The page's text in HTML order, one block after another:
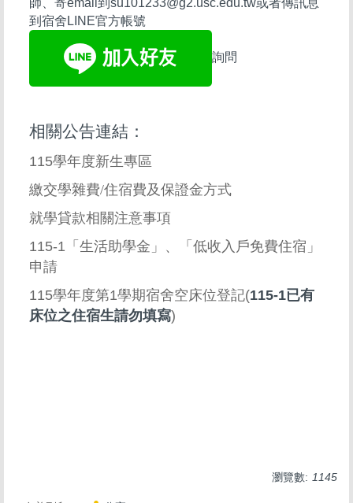
到宿舍LINE官方帳號
詢問
相關公告連結：
115學年度新生專區
繳交學雜費/住宿費及保證金方式
就學貸款相關注意事項
115-1「生活助學金」、「低收入戶免費住宿」
申請
115學年度第1學期宿舍空床位登記(115-1已有
床位之住宿生請勿填寫)
瀏覽數: 1145